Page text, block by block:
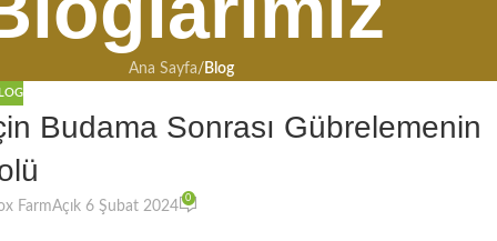
Ana Sayfa/ Blog
Budama Sonrası Gübrelemenin
FarmAçık 6 Şubat 2024
0